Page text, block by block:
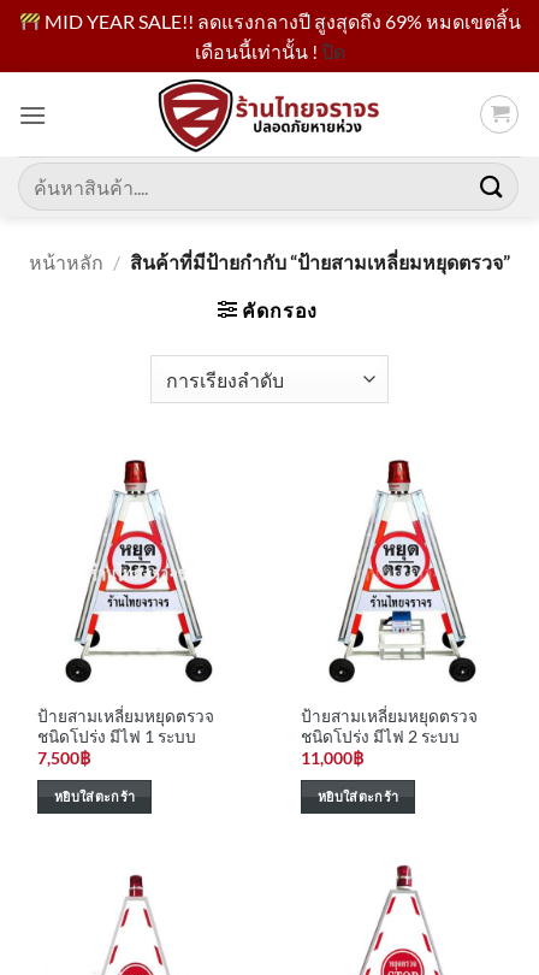
MID YEAR SALE!! ลดแรงกลางปี สูงสุดถึง 69% หมดเขตสิ้น
เดือนนี้เท่านั้น ! ปิด
เนื้อหา
ค้นหา:
หน้าหลัก / สินค้าที่มีป้ายกำกับ “ป้ายสามเหลี่ยมหยุดตรวจ”
คัดกรอง
ป้ายสามเหลี่ยมหยุดตรวจ
ชนิดโปร่ง มีไฟ 1 ระบบ
7,500฿
หยิบใส่ตะกร้า
ป้ายสามเหลี่ยมหยุดตรวจ
ชนิดโปร่ง มีไฟ 2 ระบบ
11,000฿
หยิบใส่ตะกร้า